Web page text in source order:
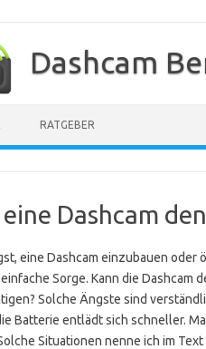
Dashcam
RATGEBER
eine Dashcam
eine Dashcam einzubauen
Sorge. Kann die Dashcam
Solche Ängste sind
Batterie entlädt sich schneller.
Situationen nenne ich im Text